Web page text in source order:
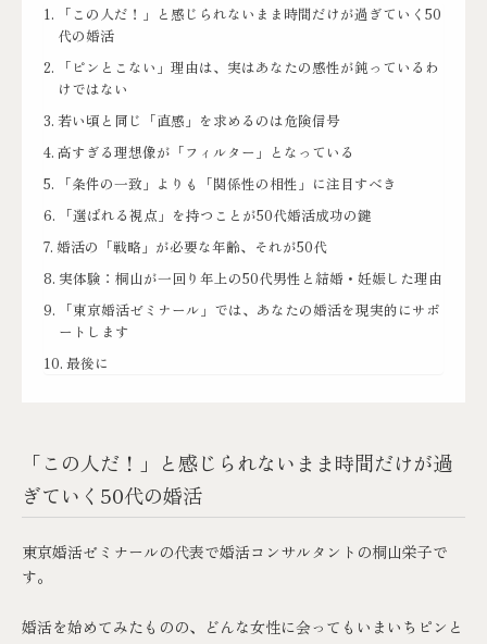
「この人だ！」と感じられないまま時間だけが過ぎていく50
代の婚活
「ピンとこない」理由は、実はあなたの感性が鈍っているわ
けではない
若い頃と同じ「直感」を求めるのは危険信号
高すぎる理想像が「フィルター」となっている
「条件の一致」よりも「関係性の相性」に注目すべき
「選ばれる視点」を持つことが50代婚活成功の鍵
婚活の「戦略」が必要な年齢、それが50代
実体験：桐山が一回り年上の50代男性と結婚・妊娠した理由
「東京婚活ゼミナール」では、あなたの婚活を現実的にサポ
ートします
最後に
「この人だ！」と感じられないまま時間だけが過
ぎていく50代の婚活
東京婚活ゼミナールの代表で婚活コンサルタントの桐山栄子で
す。
婚活を始めてみたものの、どんな女性に会ってもいまいちピンと